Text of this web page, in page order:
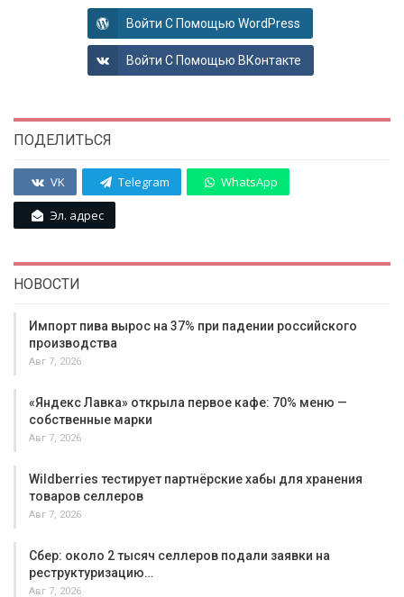
Войти С Помощью WordPress
Войти С Помощью ВКонтакте
ПОДЕЛИТЬСЯ
VK Telegram WhatsApp
Эл. адрес
НОВОСТИ
Импорт пива вырос на 37% при падении российского
производства
Авг 7, 2026
«Яндекс Лавка» открыла первое кафе: 70% меню —
собственные марки
Авг 7, 2026
Wildberries тестирует партнёрские хабы для хранения
товаров селлеров
Авг 7, 2026
Сбер: около 2 тысяч селлеров подали заявки на
реструктуризацию…
Авг 7, 2026